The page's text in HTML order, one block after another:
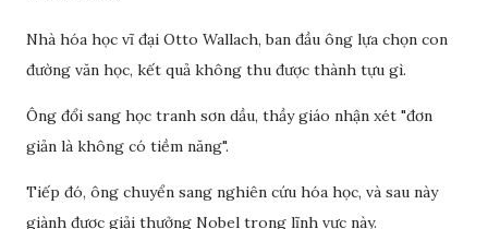
Nhà hóa học vĩ đại Otto Wallach, ban đầu ông lựa chọn con
đường văn học, kết quả không thu được thành tựu gì.
Ông đổi sang học tranh sơn dầu, thầy giáo nhận xét "đơn
giản là không có tiềm năng".
Tiếp đó, ông chuyển sang nghiên cứu hóa học, và sau này
giành được giải thưởng Nobel trong lĩnh vực này.